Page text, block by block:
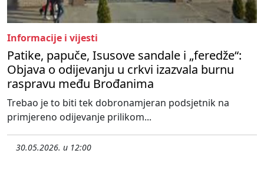
Informacije i vijesti
Patike, papuče, Isusove sandale i „feredže“:
Objava o odijevanju u crkvi izazvala burnu
raspravu među Brođanima
Trebao je to biti tek dobronamjeran podsjetnik na
primjereno odijevanje prilikom...
30.05.2026. u 12:00